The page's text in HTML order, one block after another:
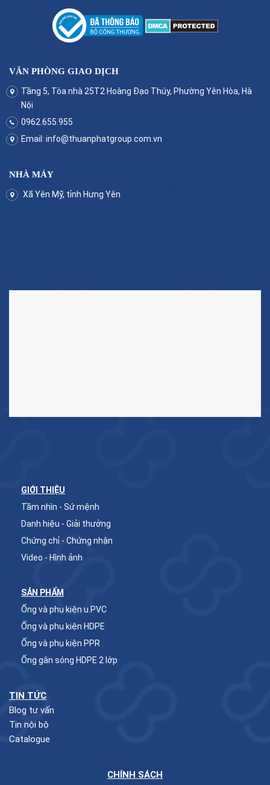
VĂN PHÒNG GIAO DỊCH
Tầng 5, Tòa nhà 25T2 Hoàng Đạo Thúy, Phường Yên Hòa, Hà
Nội
0962.655.955
Email: info@thuanphatgroup.com.vn
NHÀ MÁY
Xã Yên Mỹ, tỉnh Hưng Yên
GIỚI THIỆU
Tầm nhìn - Sứ mệnh
Danh hiệu - Giải thưởng
Chứng chỉ - Chứng nhận
Video - Hình ảnh
SẢN PHẨM
Ống và phụ kiện u.PVC
Ống và phụ kiện HDPE
Ống và phụ kiện PPR
Ống gân sóng HDPE 2 lớp
TIN TỨC
Blog tư vấn
Tin nội bộ
Catalogue
CHÍNH SÁCH